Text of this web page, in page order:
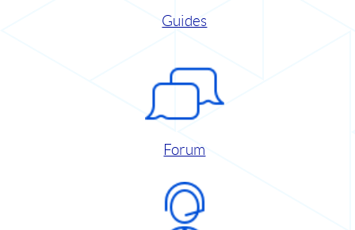
Guides
Forum